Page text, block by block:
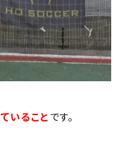
いることです。